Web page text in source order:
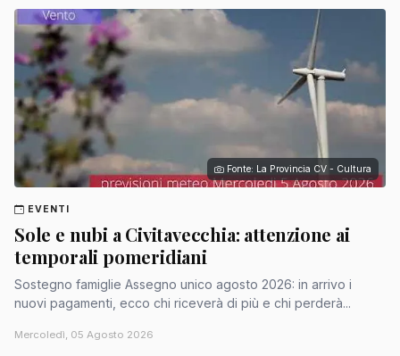
Fonte: La Provincia CV - Cultura
EVENTI
Sole e nubi a Civitavecchia: attenzione ai
temporali pomeridiani
Sostegno famiglie Assegno unico agosto 2026: in arrivo i
nuovi pagamenti, ecco chi riceverà di più e chi perderà...
Mercoledì, 05 Agosto 2026